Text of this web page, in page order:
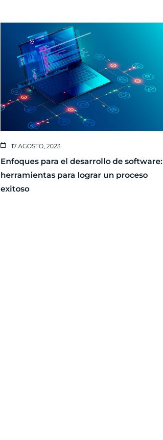
17 AGOSTO, 2023
Enfoques para el desarrollo de software:
herramientas para lograr un proceso
exitoso